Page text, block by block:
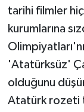
tarihi filmler
kurumlarına
'Atatürksüz'
olduğunu
Atatürk rozeti